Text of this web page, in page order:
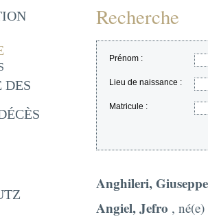
DES
Recherche
Prénom :
Lieu de naissance :
Matricule :
Anghileri, Giuseppe
Angiel, Jefro ,